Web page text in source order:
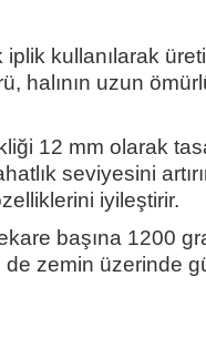
kullanılarak
halının uzun
12 mm olarak
seviyesini
iyileştirir.
başına 1200
zemin üzerinde